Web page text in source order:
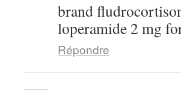
brand
loperamide 2 mg
Répondre